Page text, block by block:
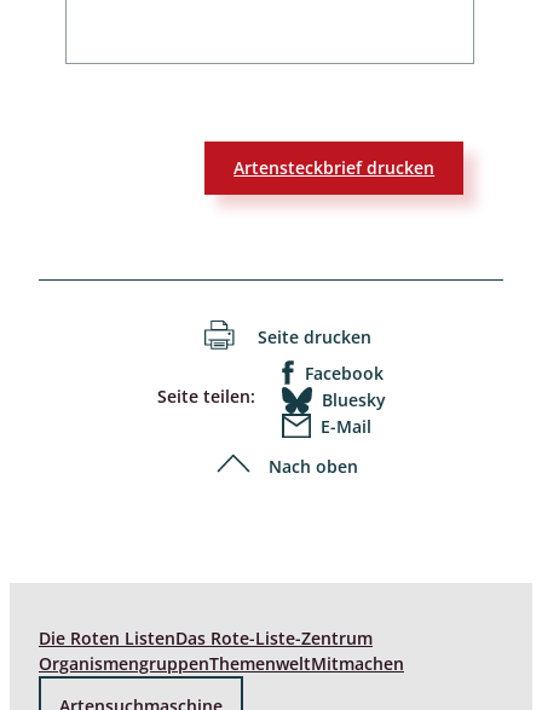
Artensteckbrief drucken
Seite drucken
Seite teilen:
Facebook
Bluesky
E-Mail
Nach oben
Die Roten ListenDas Rote-Liste-Zentrum
OrganismengruppenThemenweltMitmachen